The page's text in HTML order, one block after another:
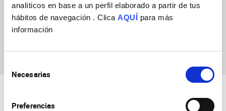
analíticos en base a un perfil elaborado a partir de tus
hábitos de navegación . Clica AQUÍ para más
información
Necesarias
Preferencias